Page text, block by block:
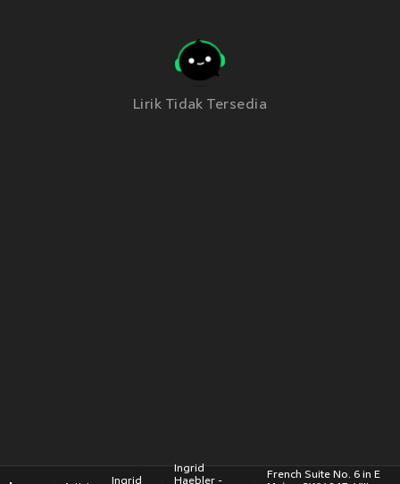
Lirik Tidak Tersedia
Ingrid
Ingrid
Haebler -
French Suite No. 6 in E